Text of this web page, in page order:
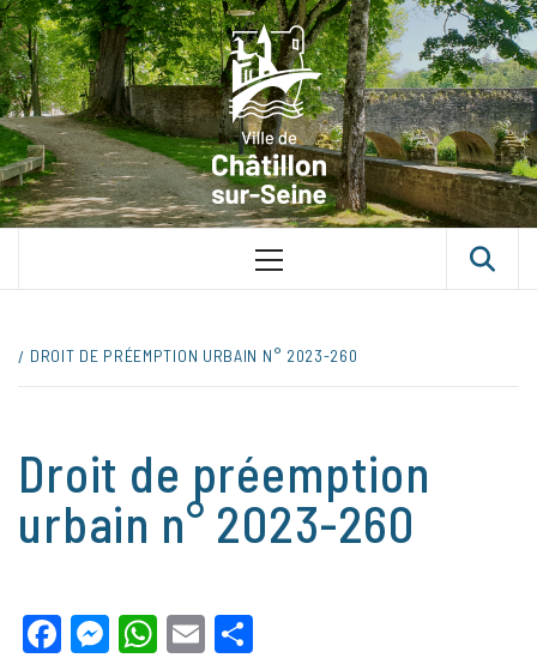
Skip
to
content
VILLE
SUR-SEINE
UNE VILLE DANS UN PARC
Primary
DROIT DE PRÉEMPTION URBAIN N° 2023-260
Droit de préemption
urbain n° 2023-260
Facebook
Messenger
WhatsApp
Email